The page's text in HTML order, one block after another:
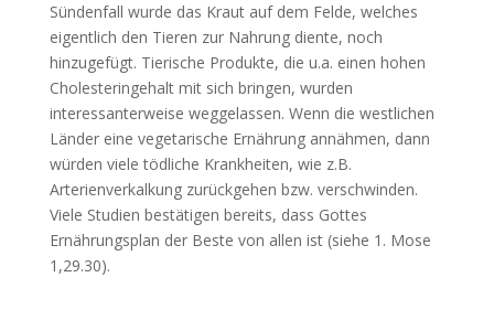
Sündenfall wurde das Kraut auf dem Felde, welches
eigentlich den Tieren zur Nahrung diente, noch
hinzugefügt. Tierische Produkte, die u.a. einen hohen
Cholesteringehalt mit sich bringen, wurden
interessanterweise weggelassen. Wenn die westlichen
Länder eine vegetarische Ernährung annähmen, dann
würden viele tödliche Krankheiten, wie z.B.
Arterienverkalkung zurückgehen bzw. verschwinden.
Viele Studien bestätigen bereits, dass Gottes
Ernährungsplan der Beste von allen ist (siehe 1. Mose
1,29.30).